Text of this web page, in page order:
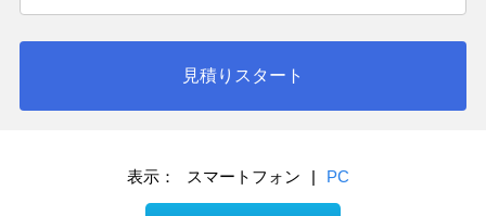
見積りスタート
表示： スマートフォン | PC